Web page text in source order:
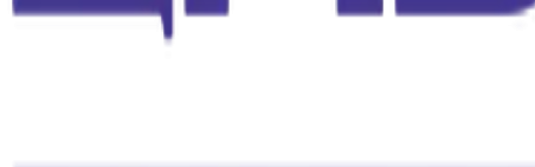
La nostra missione